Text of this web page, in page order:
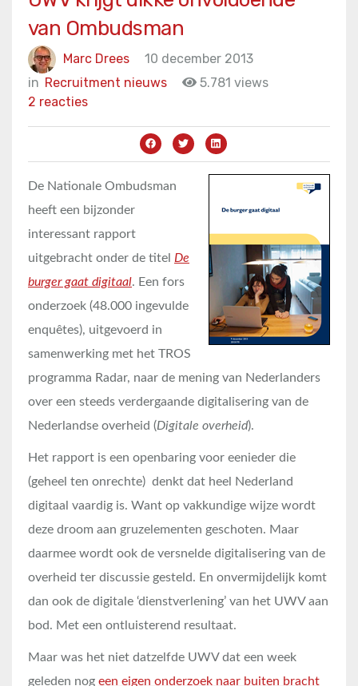
van Ombudsman
Marc Drees
10 december 2013
in Recruitment nieuws
5.781 views
2 reacties
De Nationale Ombudsman
heeft een bijzonder
interessant rapport
uitgebracht onder de titel De
burger gaat digitaal. Een fors
onderzoek (48.000 ingevulde
enquêtes), uitgevoerd in
samenwerking met het TROS
programma Radar, naar de mening van Nederlanders
over een steeds verdergaande digitalisering van de
Nederlandse overheid (Digitale overheid).
Het rapport is een openbaring voor eenieder die
(geheel ten onrechte) denkt dat heel Nederland
digitaal vaardig is. Want op vakkundige wijze wordt
deze droom aan gruzelementen geschoten. Maar
daarmee wordt ook de versnelde digitalisering van de
overheid ter discussie gesteld. En onvermijdelijk komt
dan ook de digitale ‘dienstverlening’ van het UWV aan
bod. Met een ontluisterend resultaat.
Maar was het niet datzelfde UWV dat een week
geleden nog een eigen onderzoek naar buiten bracht